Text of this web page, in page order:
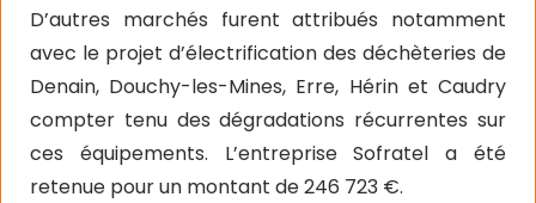
D’autres marchés furent attribués notamment
avec le projet d’électrification des déchèteries de
Denain, Douchy-les-Mines, Erre, Hérin et Caudry
compter tenu des dégradations récurrentes sur
ces équipements. L’entreprise Sofratel a été
retenue pour un montant de 246 723 €.